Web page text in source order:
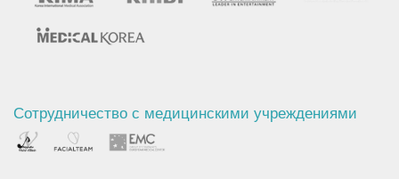
Сотрудничество с медицинскими учреждениями